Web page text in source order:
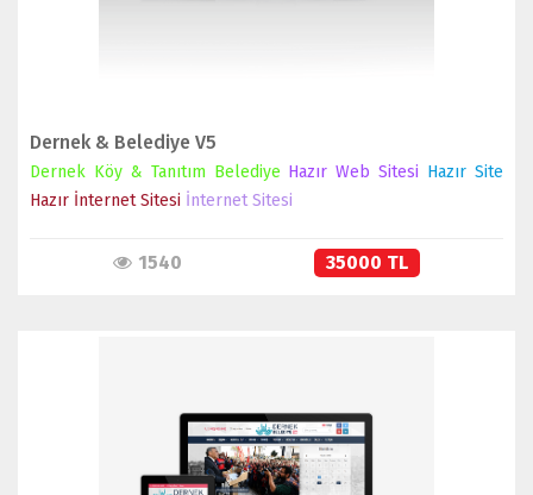
Dernek & Belediye V5
Dernek Köy & Tanıtım Belediye Hazır Web Sitesi Hazır Site
Hazır İnternet Sitesi İnternet Sitesi
1540 35000 TL
İNCELE